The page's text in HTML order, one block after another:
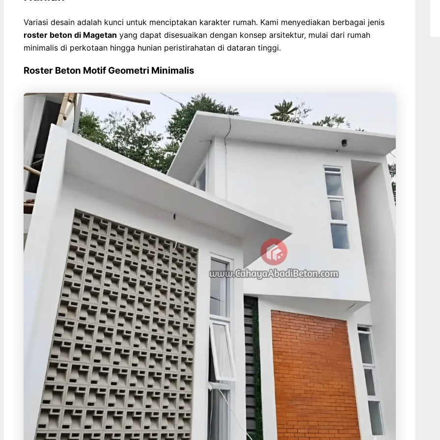
Variasi desain adalah kunci untuk menciptakan karakter rumah. Kami menyediakan berbagai jenis
roster beton di Magetan yang dapat disesuaikan dengan konsep arsitektur, mulai dari rumah
minimalis di perkotaan hingga hunian peristirahatan di dataran tinggi.
Roster Beton Motif Geometri Minimalis